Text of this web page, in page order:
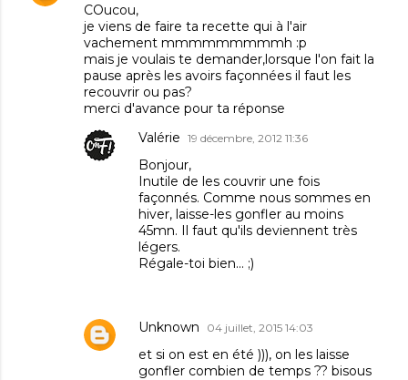
COucou,
je viens de faire ta recette qui à l'air
vachement mmmmmmmmmh :p
mais je voulais te demander,lorsque l'on fait la
pause après les avoirs façonnées il faut les
recouvrir ou pas?
merci d'avance pour ta réponse
Valérie 19 décembre, 2012 11:36
Bonjour,
Inutile de les couvrir une fois
façonnés. Comme nous sommes en
hiver, laisse-les gonfler au moins
45mn. Il faut qu'ils deviennent très
légers.
Régale-toi bien... ;)
Unknown 04 juillet, 2015 14:03
et si on est en été ))), on les laisse
gonfler combien de temps ?? bisous